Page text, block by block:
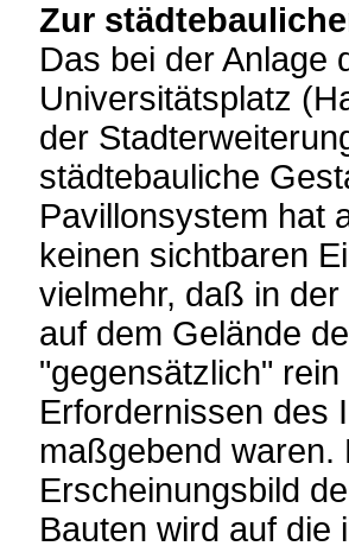
Zur
Das bei der Anlage
Universitätsplatz
der
städtebauliche
Pavillonsystem hat
keinen sichtbaren
vielmehr, daß in
auf dem Gelände
"gegensätzlich"
Erfordernissen des
maßgebend waren.
Erscheinungsbild
Bauten wird auf die